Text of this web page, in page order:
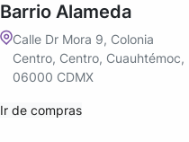
Barrio Alameda
Calle Dr Mora 9, Colonia
Centro, Centro, Cuauhtémoc,
06000 CDMX
Ir de compras